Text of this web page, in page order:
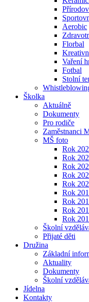
Aerobic
Florbal
Vaření
Fotbal
Stolní
Školka
Aktuálně
Dokumenty
Pro rodiče
Zaměstnanci
MŠ foto
Rok
Rok
Rok
Rok
Rok
Rok
Rok
Rok
Rok
Školní
Přijaté děti
Družina
Základní
Aktuality
Dokumenty
Školní
Jídelna
Kontakty